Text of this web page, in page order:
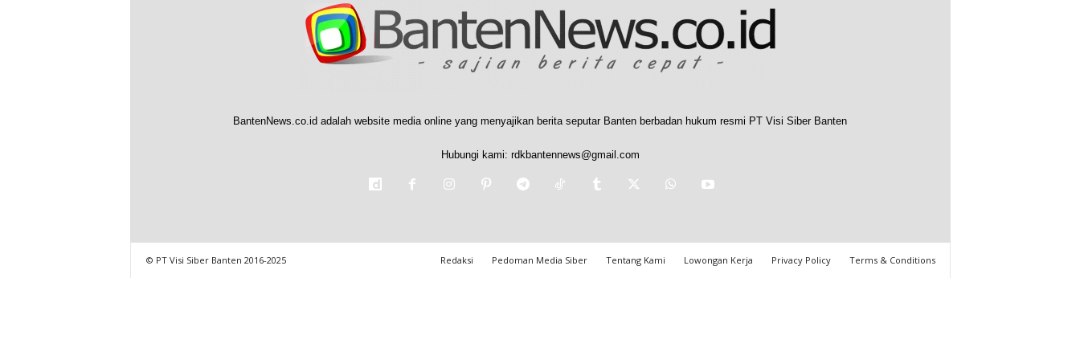
BantenNews.co.id adalah website media online yang menyajikan berita seputar Banten berbadan hukum resmi PT Visi Siber Banten
Hubungi kami: rdkbantennews@gmail.com
Redaksi Pedoman Media Siber Tentang Kami Lowongan Kerja Privacy Policy Terms & Conditions
© PT Visi Siber Banten 2016-2025